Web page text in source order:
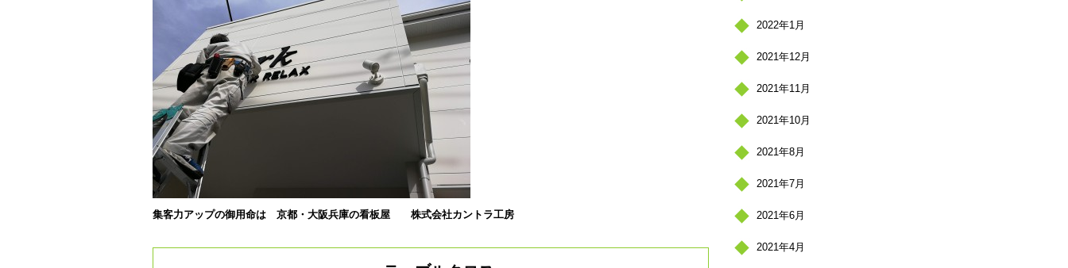
集客力アップの御用命は 京都・大阪兵庫の看板屋 株式会社カントラ工房
2022年1月
2021年12月
2021年11月
2021年10月
2021年8月
2021年7月
2021年6月
2021年4月